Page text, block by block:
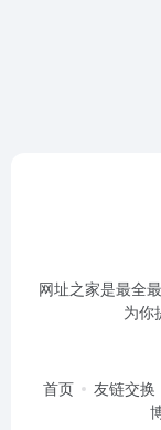
网址之家是最全
为你
首页 友链交换